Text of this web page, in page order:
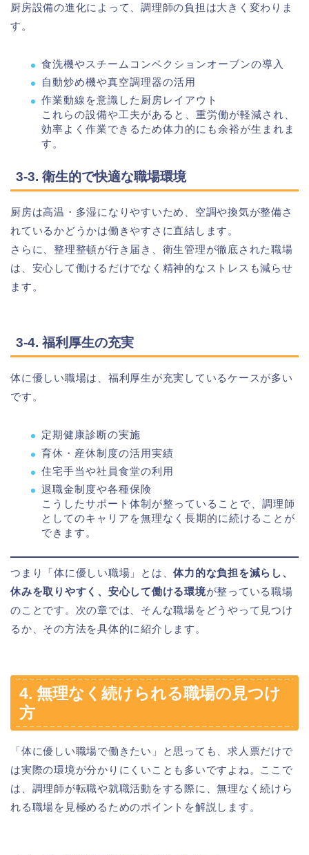
厨房設備の進化によって、調理師の負担は大きく変わりま
す。
食洗機やスチームコンベクションオーブンの導入
自動炒め機や真空調理器の活用
作業動線を意識した厨房レイアウト
これらの設備や工夫があると、重労働が軽減され、
効率よく作業できるため体力的にも余裕が生まれま
す。
3-3. 衛生的で快適な職場環境
厨房は高温・多湿になりやすいため、空調や換気が整備さ
れているかどうかは働きやすさに直結します。
さらに、整理整頓が行き届き、衛生管理が徹底された職場
は、安心して働けるだけでなく精神的なストレスも減らせ
ます。
3-4. 福利厚生の充実
体に優しい職場は、福利厚生が充実しているケースが多い
です。
定期健康診断の実施
育休・産休制度の活用実績
住宅手当や社員食堂の利用
退職金制度や各種保険
こうしたサポート体制が整っていることで、調理師
としてのキャリアを無理なく長期的に続けることが
できます。
つまり「体に優しい職場」とは、体力的な負担を減らし、
休みを取りやすく、安心して働ける環境が整っている職場
のことです。次の章では、そんな職場をどうやって見つけ
るか、その方法を具体的に紹介します。
4. 無理なく続けられる職場の見つけ
方
「体に優しい職場で働きたい」と思っても、求人票だけで
は実際の環境が分かりにくいことも多いですよね。ここで
は、調理師が転職や就職活動をする際に、無理なく続けら
れる職場を見極めるためのポイントを解説します。